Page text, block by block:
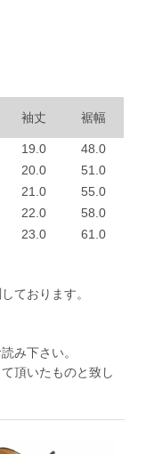
袖丈 裾幅
19.0
48.0
20.0
51.0
21.0
55.0
22.0
58.0
23.0 61.0
ております。
み下さい。
頂いたものと致し